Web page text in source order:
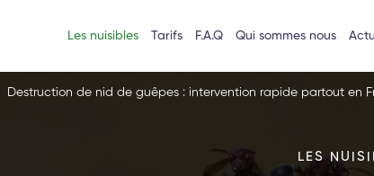
Les nuisibles Tarifs F.A.Q Qui sommes nous
Destruction de nid de guêpes : intervention rapide partout en
LES